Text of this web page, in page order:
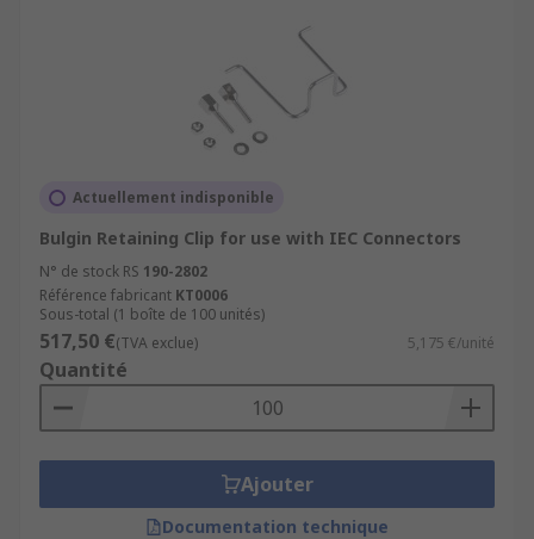
Actuellement indisponible
Bulgin Retaining Clip for use with IEC Connectors
N° de stock RS 190-2802
Référence fabricant KT0006
Sous-total (1 boîte de 100 unités)
517,50 €(TVA exclue) 5,175 €/unité
Quantité
Ajouter
Documentation technique